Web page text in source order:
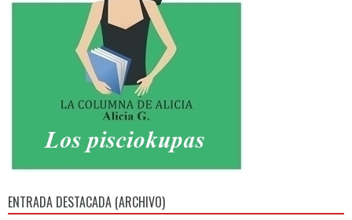
ENTRADA DESTACADA (ARCHIVO)